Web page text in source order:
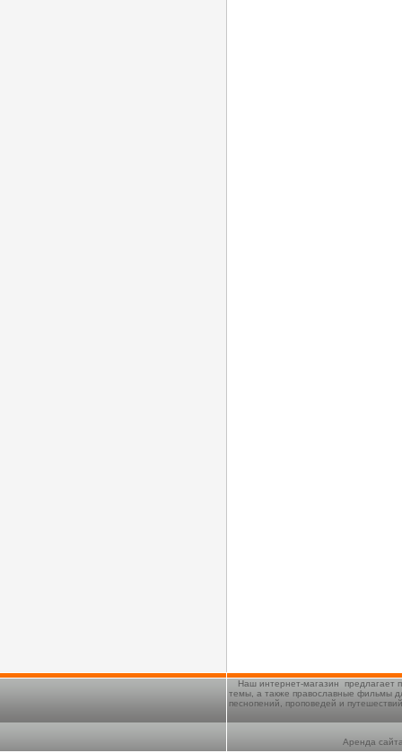
Наш интернет-магазин предлагает
темы, а также православные фильмы
песнопений, проповедей и
Аренда